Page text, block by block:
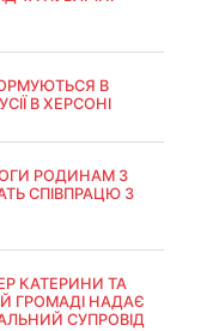
В
В ХЕРСОНІ
РОДИНАМ З
СПІВПРАЦЮ З
КАТЕРИНИ ТА
ГРОМАДІ НАДАЄ
СУПРОВІД